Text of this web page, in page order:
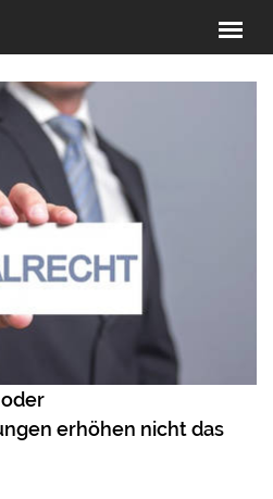
erhöhen nicht das